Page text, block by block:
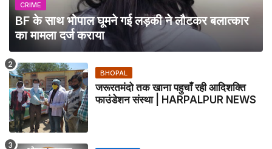
CRIME
BF के साथ भोपाल घूमने गई लड़की ने लौटकर बलात्कार
का मामला दर्ज कराया
BHOPAL
जरूरतमंदो तक खाना पहुचाँ रही आदिशक्ति
फाउंडेशन संस्था | HARPALPUR NEWS